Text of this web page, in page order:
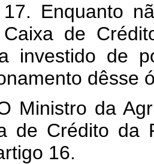
Enquanto
de
investido de
dêsse
Ministro da
de Crédito da
16.